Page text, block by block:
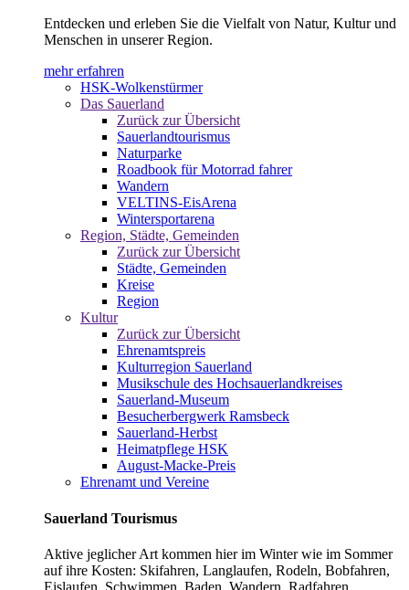
Entdecken und erleben Sie die Vielfalt von Natur, Kultur und
Menschen in unserer Region.
mehr erfahren
HSK-Wolkenstürmer
Das Sauerland
Zurück zur Übersicht
Sauerlandtourismus
Naturparke
Roadbook für Motorrad fahrer
Wandern
VELTINS-EisArena
Wintersportarena
Region, Städte, Gemeinden
Zurück zur Übersicht
Städte, Gemeinden
Kreise
Region
Kultur
Zurück zur Übersicht
Ehrenamtspreis
Kulturregion Sauerland
Musikschule des Hochsauerlandkreises
Sauerland-Museum
Besucherbergwerk Ramsbeck
Sauerland-Herbst
Heimatpflege HSK
August-Macke-Preis
Ehrenamt und Vereine
Sauerland Tourismus
Aktive jeglicher Art kommen hier im Winter wie im Sommer
auf ihre Kosten: Skifahren, Langlaufen, Rodeln, Bobfahren,
Eislaufen, Schwimmen, Baden, Wandern, Radfahren,